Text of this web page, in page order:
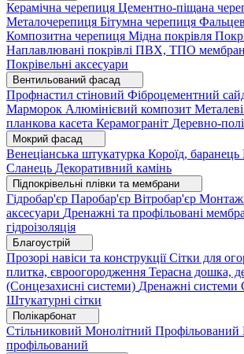
Керамічна черепиця Цементно-піщана
Металочерепиця Бітумна черепиця
Композитна черепиця Мідна покрівля
Наплавлювані покрівлі ПВХ, ТПО
Покрівельні аксесуари
Вентильований фасад
Профнастил стіновий Фіброцементний
Марморок Алюмінієвий композит
планкова касета Керамограніт Деревно-
Мокрий фасад
Венеціанська штукатурка Короїд, баранець
Сланець Декоративний камінь
Підпокрівельні плівки та мембрани
Гідробар'єр Паробар'єр Вітробар'єр
аксесуари Дренажні та профільовані
гідроізоляція
Благоустрій
Прозорі навіси та конструкціїСітки для
плитка, євроогородження Терасна дошка,
(Сонцезахисні системи) Дренажні системи
Штукатурні сітки
Полікарбонат
Стільниковий Монолітний Профільований
профільований